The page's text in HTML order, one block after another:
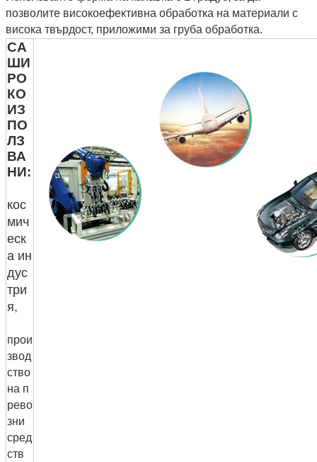
позволите високоефективна обработка на материали с
висока твърдост, приложими за груба обработка.
СА
ШИ
РО
КО
ИЗ
ПО
ЛЗ
ВА
НИ:
кос
мич
еск
а ин
дус
три
я,
прои
звод
ство
на п
рево
зни
сред
ств